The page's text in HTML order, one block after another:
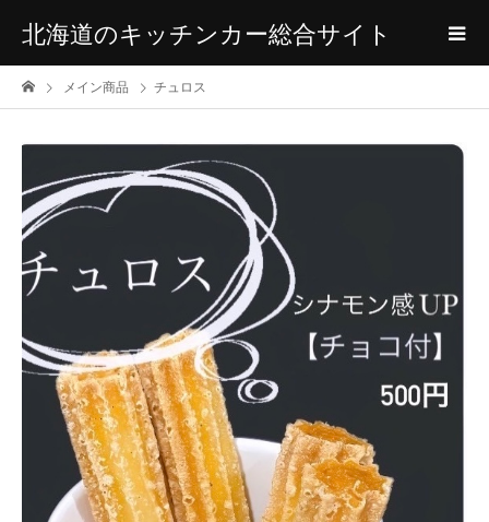
北海道のキッチンカー総合サイト
メイン商品 チュロス